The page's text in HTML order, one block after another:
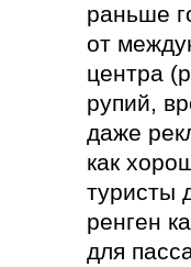
раньше
от
центра
рупий,
даже
как
туристы
ренген
для